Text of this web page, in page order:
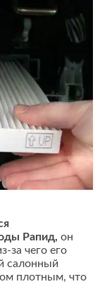
Рапид, он
за чего его
салонный
плотным, что